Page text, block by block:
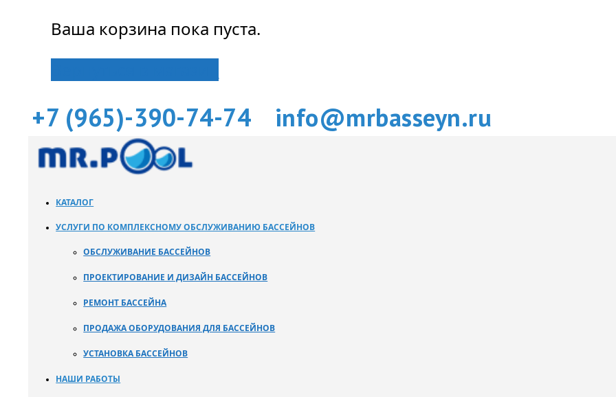
Ваша корзина пока пуста.
+7 (965)-390-74-74 info@mrbasseyn.ru
КАТАЛОГ
УСЛУГИ ПО КОМПЛЕКСНОМУ ОБСЛУЖИВАНИЮ БАССЕЙНОВ
ОБСЛУЖИВАНИЕ БАССЕЙНОВ
ПРОЕКТИРОВАНИЕ И ДИЗАЙН БАССЕЙНОВ
РЕМОНТ БАССЕЙНА
ПРОДАЖА ОБОРУДОВАНИЯ ДЛЯ БАССЕЙНОВ
УСТАНОВКА БАССЕЙНОВ
НАШИ РАБОТЫ